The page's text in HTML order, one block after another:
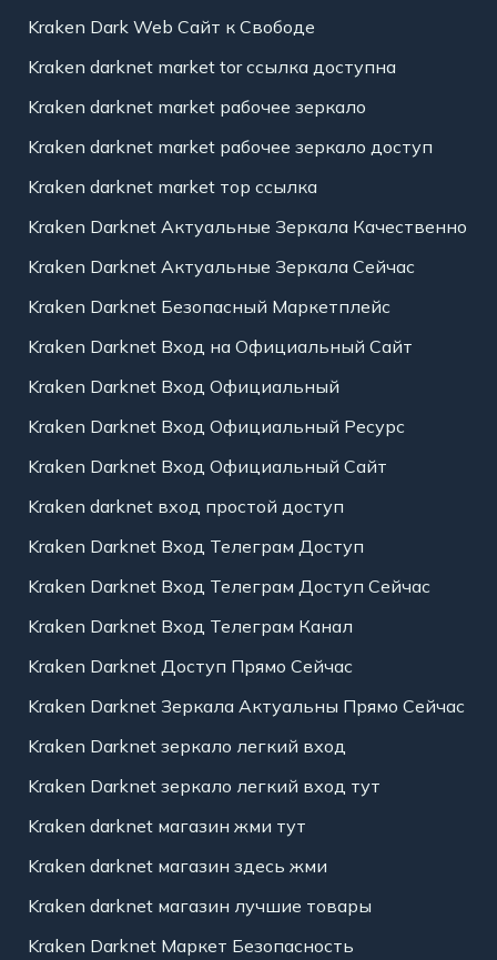
Kraken Dark Web Сайт к Свободе
Kraken darknet market tor ссылка доступна
Kraken darknet market рабочее зеркало
Kraken darknet market рабочее зеркало доступ
Kraken darknet market тор ссылка
Kraken Darknet Актуальные Зеркала Качественно
Kraken Darknet Актуальные Зеркала Сейчас
Kraken Darknet Безопасный Маркетплейс
Kraken Darknet Вход на Официальный Сайт
Kraken Darknet Вход Официальный
Kraken Darknet Вход Официальный Ресурс
Kraken Darknet Вход Официальный Сайт
Kraken darknet вход простой доступ
Kraken Darknet Вход Телеграм Доступ
Kraken Darknet Вход Телеграм Доступ Сейчас
Kraken Darknet Вход Телеграм Канал
Kraken Darknet Доступ Прямо Сейчас
Kraken Darknet Зеркала Актуальны Прямо Сейчас
Kraken Darknet зеркало легкий вход
Kraken Darknet зеркало легкий вход тут
Kraken darknet магазин жми тут
Kraken darknet магазин здесь жми
Kraken darknet магазин лучшие товары
Kraken Darknet Маркет Безопасность